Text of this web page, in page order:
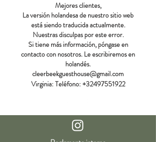
Mejores clientes,
La versión holandesa de nuestro sitio web
está siendo traducida actualmente.
Nuestras disculpas por este error.
Si tiene más información, póngase en
contacto con nosotros. Le escribiremos en
holandés.
cleerbeekguesthouse@gmail.com
Virginia: Teléfono: +32497551922